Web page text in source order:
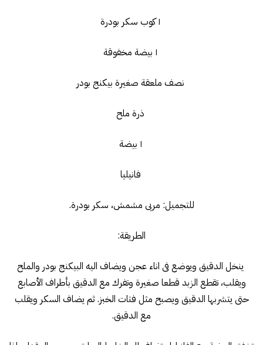
نصف ملعقة صغيرة بيكنج بودر
ذرة ملح
فانيليا
للتجميل: مربى مشمش، سكر بودرة.
الطريقة:
ينخل الدقيق ويوضع فى اناء عجن ويضاف اليه البيكنج بودر والملح
ويقلب، تقطع الزبد قطعا صغيرة وتفرك مع الدقيق بأطراف الأصابع
حتى يتشربها الدقيق ويصبح مثل فتات الخبز. ثم يضاف السكر ويقلب
مع الدقيق.